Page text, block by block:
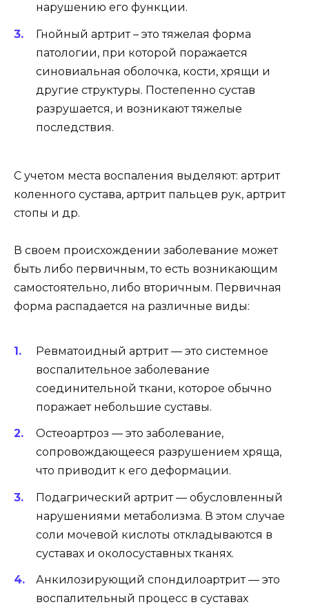
нарушению его функции.
Гнойный артрит – это тяжелая форма
патологии, при которой поражается
синовиальная оболочка, кости, хрящи и
другие структуры. Постепенно сустав
разрушается, и возникают тяжелые
последствия.
С учетом места воспаления выделяют: артрит
коленного сустава, артрит пальцев рук, артрит
стопы и др.
В своем происхождении заболевание может
быть либо первичным, то есть возникающим
самостоятельно, либо вторичным. Первичная
форма распадается на различные виды:
Ревматоидный артрит — это системное
воспалительное заболевание
соединительной ткани, которое обычно
поражает небольшие суставы.
Остеоартроз — это заболевание,
сопровождающееся разрушением хряща,
что приводит к его деформации.
Подагрический артрит — обусловленный
нарушениями метаболизма. В этом случае
соли мочевой кислоты откладываются в
суставах и околосуставных тканях.
Анкилозирующий спондилоартрит — это
воспалительный процесс в суставах